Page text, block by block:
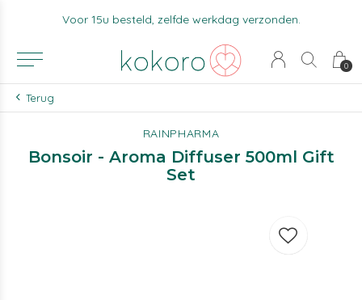
0
Voor 15u besteld, zelfde werkdag verzonden.
Terug
RAINPHARMA
Bonsoir - Aroma Diffuser 500ml Gift
Set